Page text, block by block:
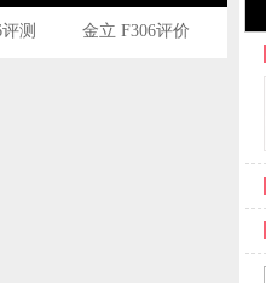
测 金立 F306评价